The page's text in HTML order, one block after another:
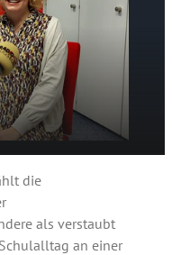
Up to Date – über
katholische
19:46
die
als verstaubt
an einer